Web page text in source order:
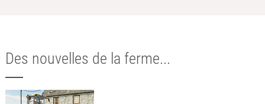
Des nouvelles de la ferme...